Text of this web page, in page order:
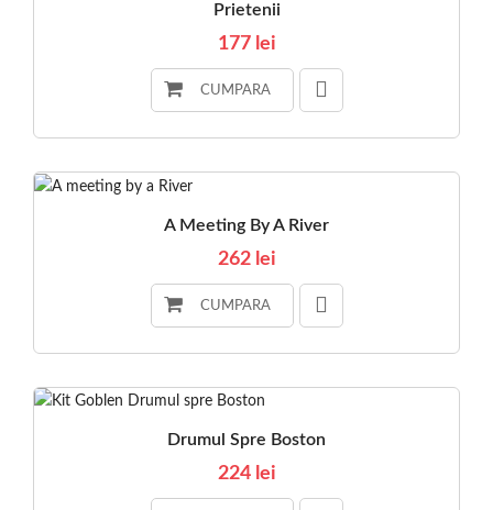
Prietenii
177 lei
CUMPARA
A Meeting By A River
262 lei
CUMPARA
Drumul Spre Boston
224 lei